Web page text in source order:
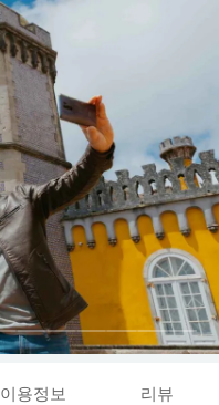
이용정보 리뷰